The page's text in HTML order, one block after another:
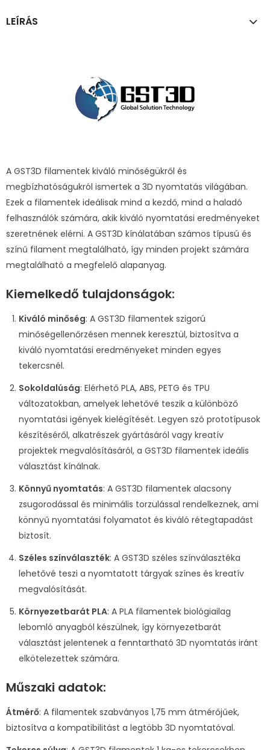
LEÍRÁS
A GST3D filamentek kiváló minőségükről és
megbízhatóságukról ismertek a 3D nyomtatás világában.
Ezek a filamentek ideálisak mind a kezdő, mind a haladó
felhasználók számára, akik kiváló nyomtatási eredményeket
szeretnének elérni. A GST3D kínálatában számos típusú és
színű filament megtalálható, így minden projekt számára
megtalálható a megfelelő alapanyag.
Kiemelkedő tulajdonságok:
Kiváló minőség: A GST3D filamentek szigorú
minőségellenőrzésen mennek keresztül, biztosítva a
kiváló nyomtatási eredményeket minden egyes
tekercsnél.
Sokoldalúság: Elérhető PLA, ABS, PETG és TPU
változatokban, amelyek lehetővé teszik a különböző
nyomtatási igények kielégítését. Legyen szó prototípusok
készítéséről, alkatrészek gyártásáról vagy kreatív
projektek megvalósításáról, a GST3D filamentek ideális
választást kínálnak.
Könnyű nyomtatás: A GST3D filamentek alacsony
zsugorodással és minimális torzulással rendelkeznek, ami
könnyű nyomtatási folyamatot és kiváló rétegtapadást
biztosít.
Széles színválaszték: A GST3D széles színválasztéka
lehetővé teszi a nyomtatott tárgyak színes és kreatív
megvalósítását.
Környezetbarát PLA: A PLA filamentek biológiailag
lebomló anyagból készülnek, így környezetbarát
választást jelentenek a fenntartható 3D nyomtatás iránt
elkötelezettek számára.
Műszaki adatok:
Átmérő: A filamentek szabványos 1,75 mm átmérőjűek,
biztosítva a kompatibilitást a legtöbb 3D nyomtatóval.